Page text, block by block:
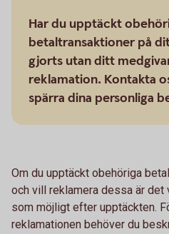
Har du upptäckt
betaltransaktioner på
gjorts utan ditt
reklamation. Kontakta
spärra dina personliga
Om du upptäckt obehöriga
och vill reklamera dessa är
som möjligt efter upptäckten.
reklamationen behöver du